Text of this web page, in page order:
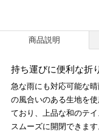
商品説明
持ち運びに便利な折
急な雨にも対応可能な
の風合いのある生地を
ており、上品な和のテ
スムーズに開閉できま